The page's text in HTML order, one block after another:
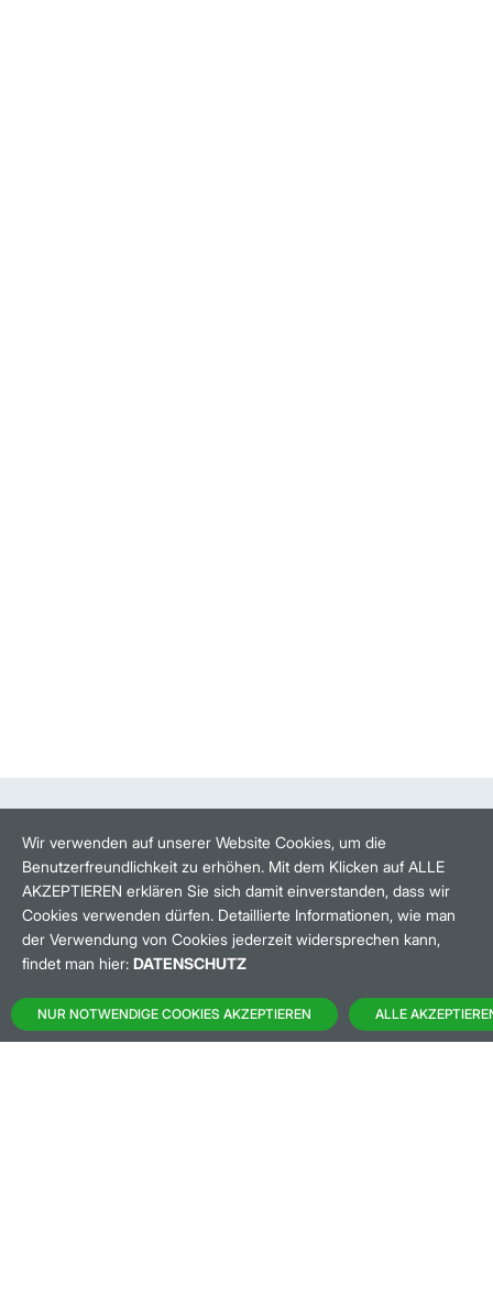
BANKEINSTELLUNGEN
HÄUFIG GESUCHT:
M:ACCESS
Wir verwenden auf unserer Website Cookies, um die
Benutzerfreundlichkeit zu erhöhen. Mit dem Klicken auf ALLE
AKZEPTIEREN erklären Sie sich damit einverstanden, dass wir
Cookies verwenden dürfen. Detaillierte Informationen, wie man
der Verwendung von Cookies jederzeit widersprechen kann,
findet man hier: DATENSCHUTZ
NUR NOTWENDIGE COOKIES AKZEPTIEREN ALLE